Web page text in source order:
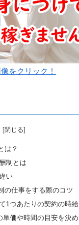
をクリック！
は？
制とは
い
の仕事をする際のコツ
1つあたりの契約の時
価や時間の目安を決め